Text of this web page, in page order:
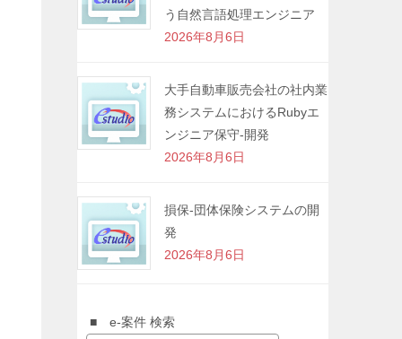
う自然言語処理エンジニア
2026年8月6日
大手自動車販売会社の社内業
務システムにおけるRubyエ
ンジニア保守-開発
2026年8月6日
損保-団体保険システムの開
発
2026年8月6日
■ e-案件 検索